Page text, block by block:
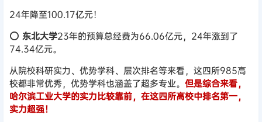
24年降至100.17亿元！
⭕ 东北大学23年的预算总经费为66.06亿元，24年涨到了
74.34亿元。
从院校科研实力、优势学科、层次排名等来看，这四所985高
校都非常优秀，优势学科也涵盖了超多专业。 但是综合来看，
哈尔滨工业大学的实力比较靠前，在这四所高校中排名第一，
实力超强！